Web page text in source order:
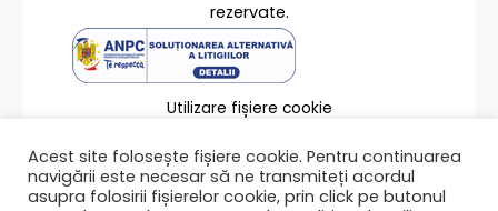
rezervate.
Utilizare fișiere cookie
Contact
Acest site folosește fișiere cookie. Pentru continuarea
navigării este necesar să ne transmiteți acordul
asupra folosirii fișierelor cookie, prin click pe butonul